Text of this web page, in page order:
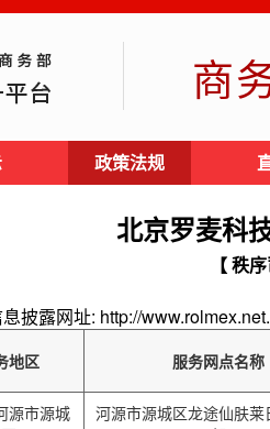
商
政策法规
北京罗麦科
【 秩
披露网址: http://
地区 服务网点名称
源市源城
河源市源城区龙途仙肤莱